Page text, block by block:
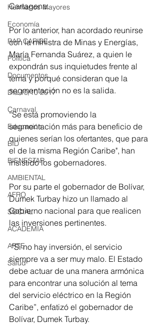
Hermanos Mayores
Economía
RAP CARIBE
Política
Documentos
Día 10/10 2017
Carnaval
Educación
BID
BIENESTAR
AMBIENTAL
AFRO
SOCIAL
ACADEMIA
ARTE
Salud
Cartagena.
Por lo anterior, han acordado reunirse
con la ministra de Minas y Energías,
María Fernanda Suárez, a quien le
expondrán sus inquietudes frente al
tema y porqué consideran que la
segmentación no es la salida.
“Se está promoviendo la
segmentación más para beneficio de
quienes serían los ofertantes, que para
el de la misma Región Caribe", han
insistido los gobernadores.
Por su parte el gobernador de Bolívar,
Dumek Turbay hizo un llamado al
Gobierno nacional para que realicen
las inversiones pertinentes.
“Si no hay inversión, el servicio
siempre va a ser muy malo. El Estado
debe actuar de una manera armónica
para encontrar una solución al tema
del servicio eléctrico en la Región
Caribe”, enfatizó el gobernador de
Bolívar, Dumek Turbay.